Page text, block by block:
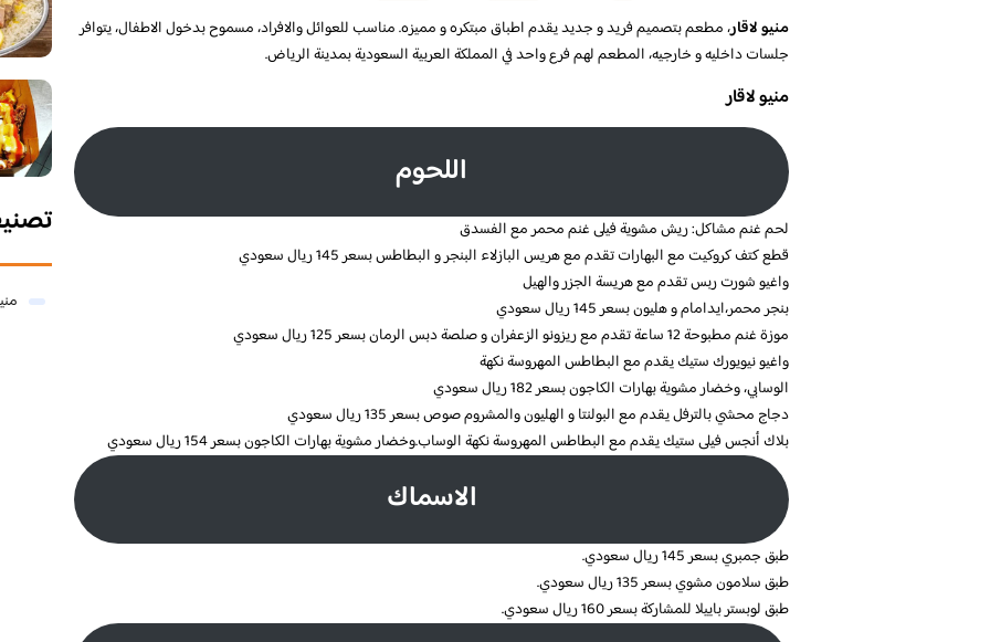
منيو لاقار، مطعم بتصميم فريد و جديد يقدم اطباق مبتكره و مميزه. مناسب للعوائل والافراد، مسموح بدخول الاطفال، يتوافر
جلسات داخليه و خارجيه، المطعم لهم فرع واحد في المملكة العربية السعودية بمدينة الرياض.
منيو لاقار
اللحوم
لحم غنم مشاكل: ريش مشوية فيلى غنم محمر مع الفسدق
قطع كتف كروكيت مع البهارات تقدم مع هريس البازلاء البنجر و البطاطس بسعر 145 ريال سعودي
واغيو شورت ربس تقدم مع هريسة الجزر والهيل
بنجر محمر،ايدامام و هليون بسعر 145 ريال سعودي
موزة غنم مطبوحة 12 ساعة تقدم مع ريزونو الزعفران و صلصة دبس الرمان بسعر 125 ريال سعودي
واغيو نيويورك ستيك يقدم مع البطاطس المهروسة نكهة
الوسابي، وخضار مشوية بهارات الكاجون بسعر 182 ريال سعودي
دجاج محشي بالترفل يقدم مع البولنتا و الهليون والمشروم صوص بسعر 135 ريال سعودي
بلاك أنجس فيلى ستيك يقدم مع البطاطس المهروسة نكهة الوساب.وخضار مشوية بهارات الكاجون بسعر 154 ريال سعودي
الاسماك
طبق جمبري بسعر 145 ريال سعودي.
طبق سلامون مشوي بسعر 135 ريال سعودي.
طبق لوبستر باييلا للمشاركة بسعر 160 ريال سعودي.